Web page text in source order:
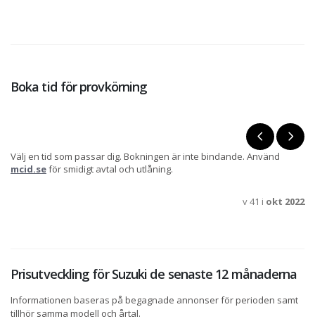
Boka tid för provkörning
Välj en tid som passar dig. Bokningen är inte bindande. Använd
mcid.seför smidigt avtal och utlåning.
v 41 i okt 2022
Prisutveckling för Suzuki de senaste 12 månaderna
Informationen baseras på begagnade annonser för perioden samt
tillhör samma modell och årtal.